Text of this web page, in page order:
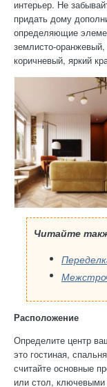
интерьер. Не
придать дому
определяющие
землисто-оранжевый,
коричневый, яркий
Читайте
Расположение
Определите центр
это гостиная,
считайте основные
или стол,